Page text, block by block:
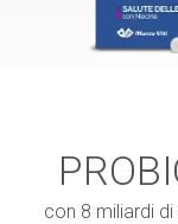
con 8 miliardi